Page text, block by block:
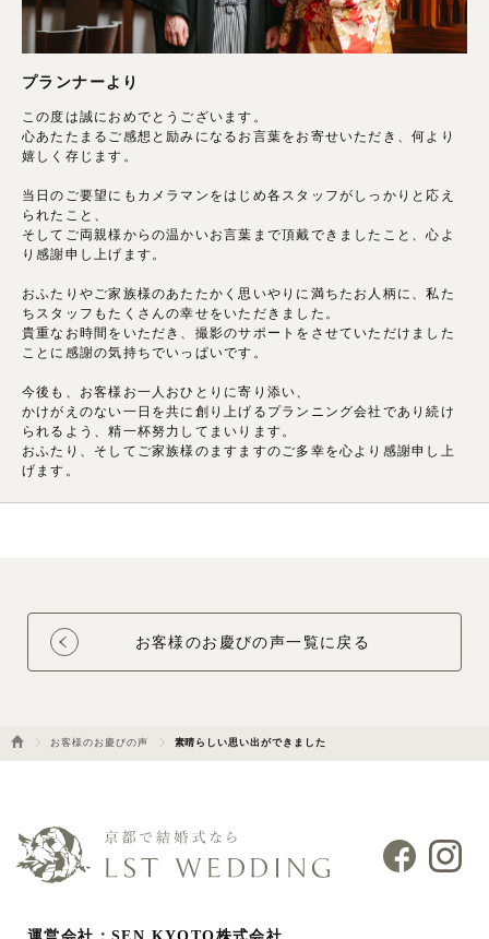
プランナーより
この度は誠におめでとうございます。
心あたたまるご感想と励みになるお言葉をお寄せいただき、何より
嬉しく存じます。
当日のご要望にもカメラマンをはじめ各スタッフがしっかりと応え
られたこと、
そしてご両親様からの温かいお言葉まで頂戴できましたこと、心よ
り感謝申し上げます。
おふたりやご家族様のあたたかく思いやりに満ちたお人柄に、私た
ちスタッフもたくさんの幸せをいただきました。
貴重なお時間をいただき、撮影のサポートをさせていただけました
ことに感謝の気持ちでいっぱいです。
今後も、お客様お一人おひとりに寄り添い、
かけがえのない一日を共に創り上げるプランニング会社であり続け
られるよう、精一杯努力してまいります。
おふたり、そしてご家族様のますますのご多幸を心より感謝申し上
げます。
お客様のお慶びの声一覧に戻る
お客様のお慶びの声 素晴らしい思い出ができました